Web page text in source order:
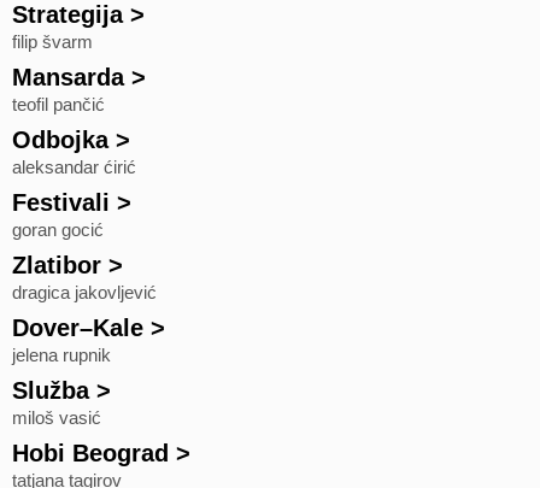
Strategija>
filip švarm
Mansarda>
teofil pančić
Odbojka>
aleksandar ćirić
Festivali >
goran gocić
Zlatibor >
dragica jakovljević
Dover–Kale >
jelena rupnik
Služba>
miloš vasić
Hobi Beograd >
tatjana tagirov